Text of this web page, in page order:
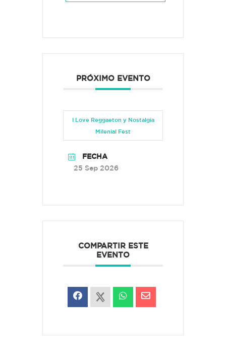
PRÓXIMO EVENTO
I Love Reggaeton y Nostalgia
Milenial Fest
FECHA
25 Sep 2026
COMPARTIR ESTE
EVENTO